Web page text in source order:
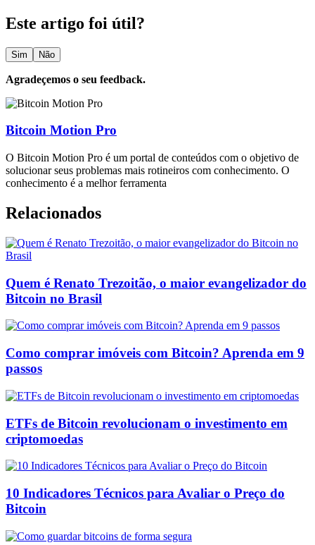
Este artigo foi útil?
Sim Não
Agradeçemos o seu feedback.
Bitcoin Motion Pro
O Bitcoin Motion Pro é um portal de conteúdos com o objetivo de
solucionar seus problemas mais rotineiros com conhecimento. O
conhecimento é a melhor ferramenta
Relacionados
Quem é Renato Trezoitão, o maior evangelizador do
Bitcoin no Brasil
Como comprar imóveis com Bitcoin? Aprenda em 9
passos
ETFs de Bitcoin revolucionam o investimento em
criptomoedas
10 Indicadores Técnicos para Avaliar o Preço do
Bitcoin